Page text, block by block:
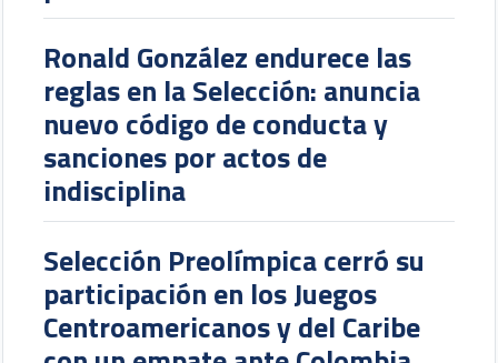
Ronald González endurece las
reglas en la Selección: anuncia
nuevo código de conducta y
sanciones por actos de
indisciplina
Selección Preolímpica cerró su
participación en los Juegos
Centroamericanos y del Caribe